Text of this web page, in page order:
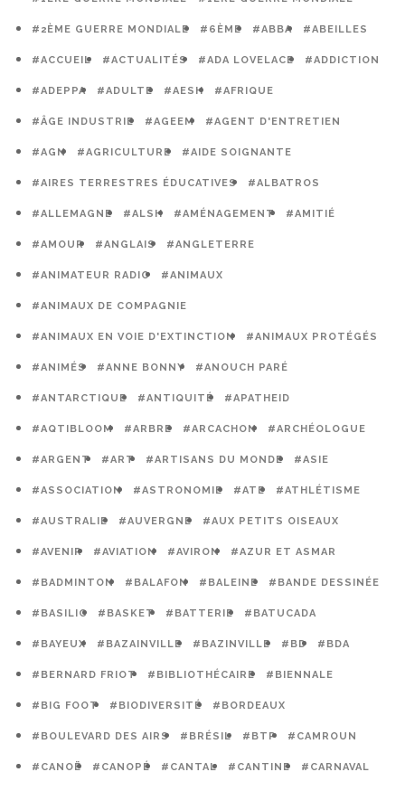
#2ÈME GUERRE MONDIALE #6ÈME #ABBA #ABEILLES
#ACCUEIL #ACTUALITÉS #ADA LOVELACE #ADDICTION
#ADEPPA #ADULTE #AESH #AFRIQUE
#ÂGE INDUSTRIE #AGEEM #AGENT D'ENTRETIEN
#AGN #AGRICULTURE #AIDE SOIGNANTE
#AIRES TERRESTRES ÉDUCATIVES #ALBATROS
#ALLEMAGNE #ALSH #AMÉNAGEMENT #AMITIÉ
#AMOUR #ANGLAIS #ANGLETERRE
#ANIMATEUR RADIO #ANIMAUX
#ANIMAUX DE COMPAGNIE
#ANIMAUX EN VOIE D'EXTINCTION #ANIMAUX PROTÉGÉS
#ANIMÉS #ANNE BONNY #ANOUCH PARÉ
#ANTARCTIQUE #ANTIQUITÉ #APATHEID
#AQTIBLOOM #ARBRE #ARCACHON #ARCHÉOLOGUE
#ARGENT #ART #ARTISANS DU MONDE #ASIE
#ASSOCIATION #ASTRONOMIE #ATE #ATHLÉTISME
#AUSTRALIE #AUVERGNE #AUX PETITS OISEAUX
#AVENIR #AVIATION #AVIRON #AZUR ET ASMAR
#BADMINTON #BALAFON #BALEINE #BANDE DESSINÉE
#BASILIC #BASKET #BATTERIE #BATUCADA
#BAYEUX #BAZAINVILLE #BAZINVILLE #BD #BDA
#BERNARD FRIOT #BIBLIOTHÉCAIRE #BIENNALE
#BIG FOOT #BIODIVERSITÉ #BORDEAUX
#BOULEVARD DES AIRS #BRÉSIL #BTP #CAMROUN
#CANOË #CANOPÉ #CANTAL #CANTINE #CARNAVAL